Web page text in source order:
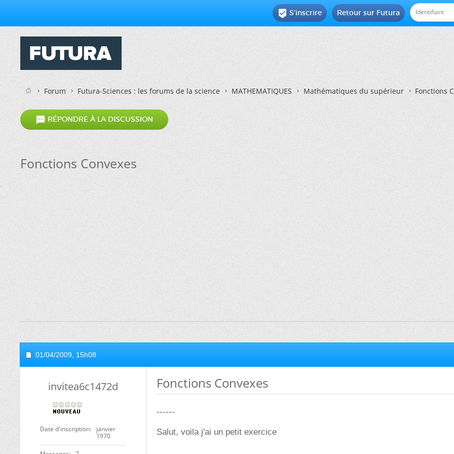
Retour sur Futura
 S'inscrire
Forum Futura-Sciences : les forums de la science MATHEMATIQUES Mathématiques du supérieur Fonctions
 RÉPONDRE À LA DISCUSSION
Fonctions Convexes
01/04/2009, 15h08
invitea6c1472d
Date d'inscription
janvier
1970
Fonctions Convexes
------
Salut, voila j'ai un petit exercice